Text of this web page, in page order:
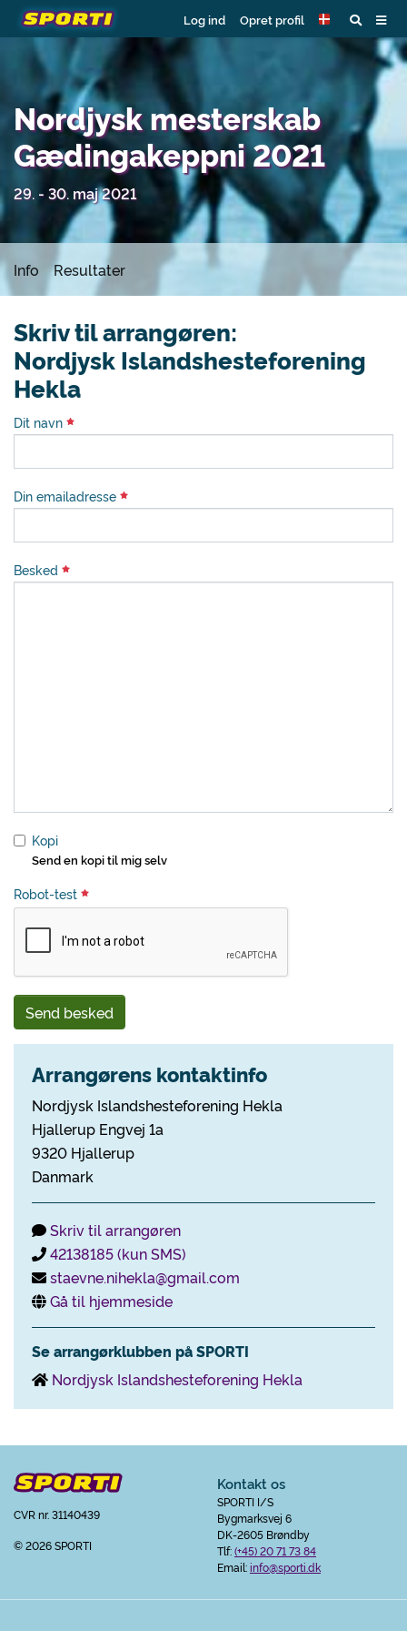
Log ind Opret profil
Nordjysk mesterskab
Gædingakeppni 2021
29. - 30. maj 2021
Info Resultater
Skriv til arrangøren:
Nordjysk Islandshesteforening
Hekla
Dit navn
Din emailadresse
Besked
Kopi
Send en kopi til mig selv
Robot-test
Send besked
Arrangørens kontaktinfo
Nordjysk Islandshesteforening Hekla
Hjallerup Engvej 1a
9320 Hjallerup
Danmark
Skriv til arrangøren
42138185 (kun SMS)
staevne.nihekla@gmail.com
Gå til hjemmeside
Se arrangørklubben på SPORTI
Nordjysk Islandshesteforening Hekla
CVR nr. 31140439
© 2026 SPORTI
Kontakt os
SPORTI I/S
Bygmarksvej 6
DK-2605 Brøndby
Tlf:(+45) 20 71 73 84
Email:info@sporti.dk